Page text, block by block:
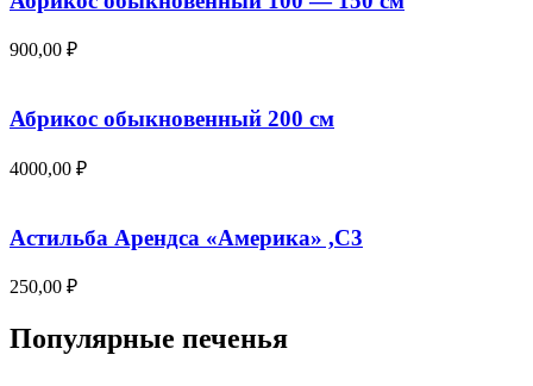
900,00 ₽
Абрикос обыкновенный 200 см
4000,00 ₽
Астильба Арендса «Америка» ,С3
250,00 ₽
Популярные печенья